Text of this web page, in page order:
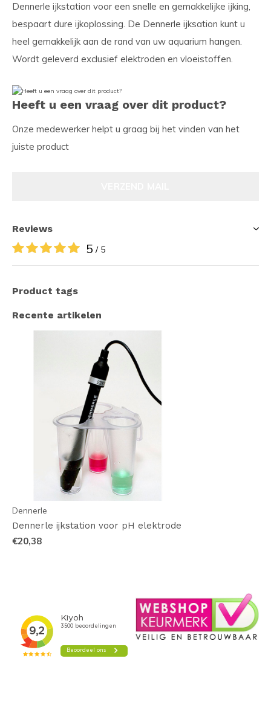
Dennerle ijkstation voor een snelle en gemakkelijke ijking,
bespaart dure ijkoplossing. De Dennerle ijksation kunt u
heel gemakkelijk aan de rand van uw aquarium hangen.
Wordt geleverd exclusief elektroden en vloeistoffen.
Heeft u een vraag over dit product?
Onze medewerker helpt u graag bij het vinden van het
juiste product
Reviews
5 / 5
Product tags
Recente artikelen
Dennerle
Dennerle ijkstation voor pH elektrode
€20,38